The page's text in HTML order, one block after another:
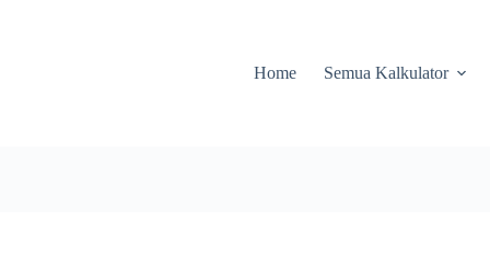
Home
Semua Kalkulator